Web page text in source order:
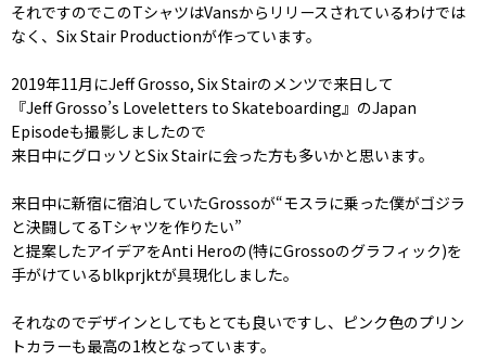
それですのでこのTシャツはVansからリリースされているわけでは
なく、Six Stair Productionが作っています。
2019年11月にJeff Grosso, Six Stairのメンツで来日して
『Jeff Grosso’s Loveletters to Skateboarding』のJapan
Episodeも撮影しましたので
来日中にグロッソとSix Stairに会った方も多いかと思います。
来日中に新宿に宿泊していたGrossoが“モスラに乗った僕がゴジラ
と決闘してるTシャツを作りたい”
と提案したアイデアをAnti Heroの(特にGrossoのグラフィック)を
手がけているblkprjktが具現化しました。
それなのでデザインとしてもとても良いですし、ピンク色のプリン
トカラーも最高の1枚となっています。